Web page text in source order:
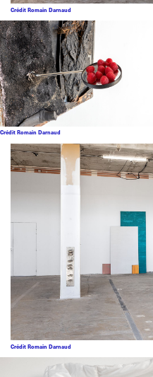
Crédit Romain Darnaud
Crédit Romain Darnaud
Crédit Romain Darnaud